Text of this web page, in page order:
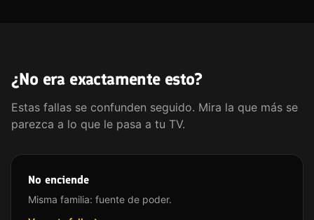
¿No era exactamente esto?
Estas fallas se confunden seguido. Mira la que más se
parezca a lo que le pasa a tu TV.
No enciende
Misma familia: fuente de poder.